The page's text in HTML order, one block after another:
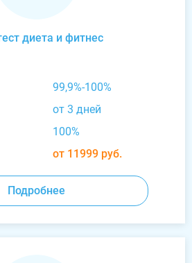
диета и фитнес
99,9%-100%
от 3 дней
100%
от 11999 руб.
Подробнее